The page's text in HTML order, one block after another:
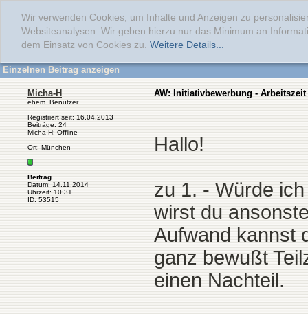
Wir verwenden Cookies, um Inhalte und Anzeigen zu
Websiteanalysen. Wir geben hierzu nur das Minimum an
dem Einsatz von Cookies zu. Weitere Details...
Einzelnen Beitrag anzeigen
Micha-H
ehem. Benutzer
Registriert seit: 16.04.2013
Beiträge: 24
Micha-H: Offline
Ort: München
Beitrag
Datum: 14.11.2014
Uhrzeit: 10:31
ID: 53515
AW: Initiativbewerbung -
Hallo!
zu 1. - Würde
wirst du
Aufwand kannst
ganz bewußt
einen Nachteil.